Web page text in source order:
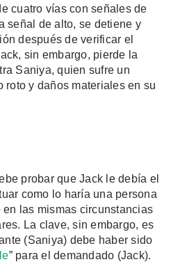
cuatro vías con señales de
señal de alto, se detiene y
después de verificar el
sin embargo, pierde la
Saniya, quien sufre un
roto y daños materiales en su
probar que Jack le debía el
como lo haría una persona
las mismas circunstancias
La clave, sin embargo, es
(Saniya) debe haber sido
” para el demandado (Jack).